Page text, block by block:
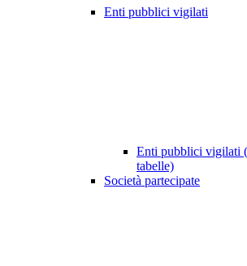
Enti pubblici vigilati
Enti pubblici vigilati
tabelle)
Società partecipate